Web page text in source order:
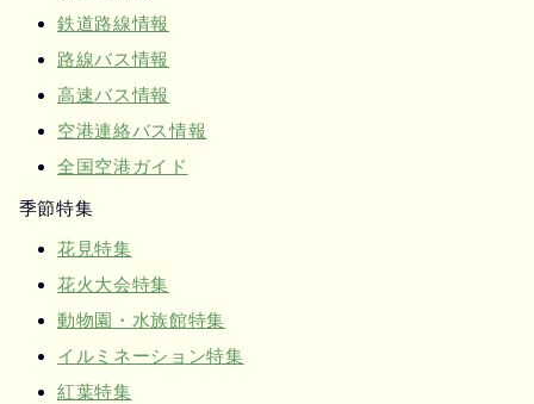
鉄道路線情報
路線バス情報
高速バス情報
空港連絡バス情報
全国空港ガイド
季節特集
花見特集
花火大会特集
動物園・水族館特集
イルミネーション特集
紅葉特集